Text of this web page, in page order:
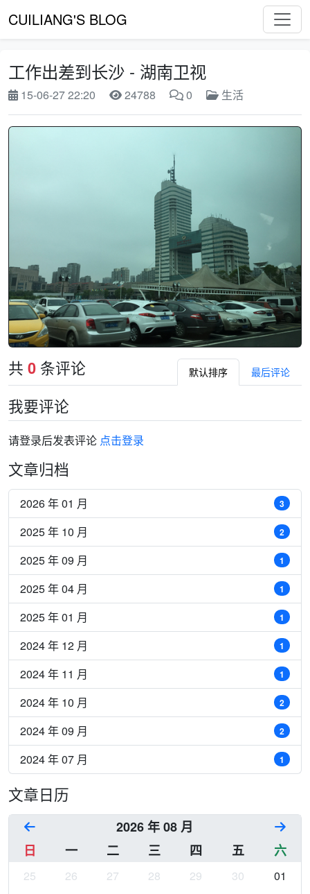
CUILIANG'S BLOG
工作出差到长沙 - 湖南卫视
15-06-27 22:20 24788 0 生活
共 0 条评论 默认排序 最后评论
我要评论
请登录后发表评论 点击登录
文章归档
2026 年 01 月 3
2025 年 10 月 2
2025 年 09 月 1
2025 年 04 月 1
2025 年 01 月 1
2024 年 12 月 1
2024 年 11 月 1
2024 年 10 月 2
2024 年 09 月 2
2024 年 07 月 1
文章日历
2026 年 08 月
日
一 二 三 四 五 六
25 26 27 28 29 30
01